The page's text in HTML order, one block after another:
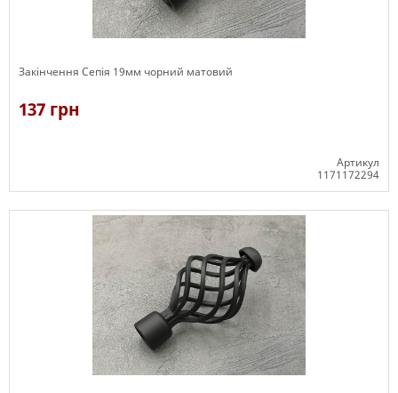
Закінчення Сепія 19мм чорний матовий
137 грн
Артикул
1171172294